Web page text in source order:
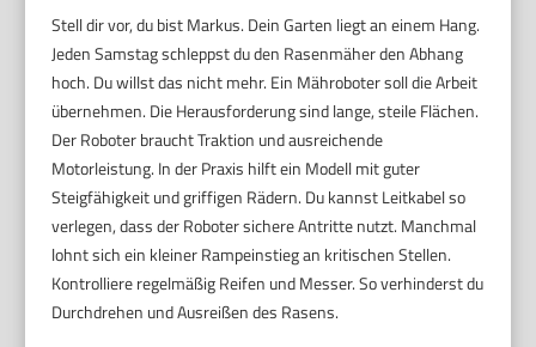
Stell dir vor, du bist Markus. Dein Garten liegt an einem Hang.
Jeden Samstag schleppst du den Rasenmäher den Abhang
hoch. Du willst das nicht mehr. Ein Mähroboter soll die Arbeit
übernehmen. Die Herausforderung sind lange, steile Flächen.
Der Roboter braucht Traktion und ausreichende
Motorleistung. In der Praxis hilft ein Modell mit guter
Steigfähigkeit und griffigen Rädern. Du kannst Leitkabel so
verlegen, dass der Roboter sichere Antritte nutzt. Manchmal
lohnt sich ein kleiner Rampeinstieg an kritischen Stellen.
Kontrolliere regelmäßig Reifen und Messer. So verhinderst du
Durchdrehen und Ausreißen des Rasens.